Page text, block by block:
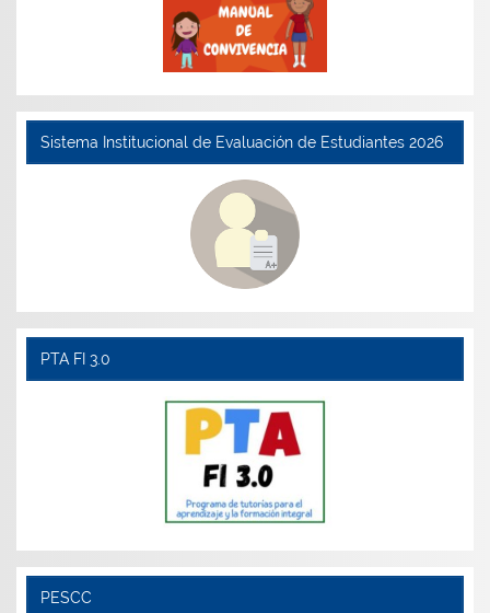
Sistema Institucional de Evaluación de Estudiantes 2026
PTA FI 3.0
PESCC